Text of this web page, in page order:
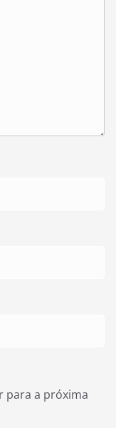
para a próxima